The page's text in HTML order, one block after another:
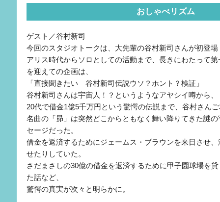
おしゃべリズム
ゲスト／谷村新司
今回のスタジオトークは、大先輩の谷村新司さんが初登場
アリス時代からソロとしての活動まで、長きにわたって
を迎えての企画は、
「直接聞きたい 谷村新司伝説ウソ？ホント？検証」
谷村新司さんは宇宙人！？というようなアヤシイ噂から、
20代で借金1億5千万円という驚愕の伝説まで、谷村さん
名曲の「昴」は突然どこからともなく舞い降りてきた謎
セージだった。
借金を返済するためにジェームス・ブラウンを来日させ
せたりしていた。
さだまさしの30億の借金を返済するために甲子園球場を
た話など、
驚愕の真実が次々と明らかに。